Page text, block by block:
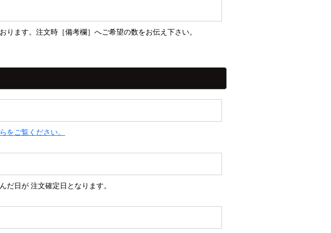
ます。注文時［備考欄］へご希望の数をお伝え下さい。
をご覧ください。
だ日が 注文確定日となります。